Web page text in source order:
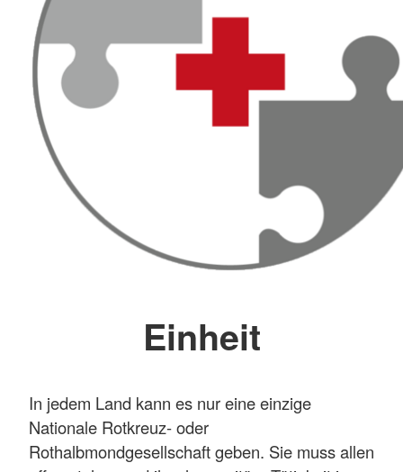
Einheit
In jedem Land kann es nur eine einzige
Nationale Rotkreuz- oder
Rothalbmondgesellschaft geben. Sie muss allen